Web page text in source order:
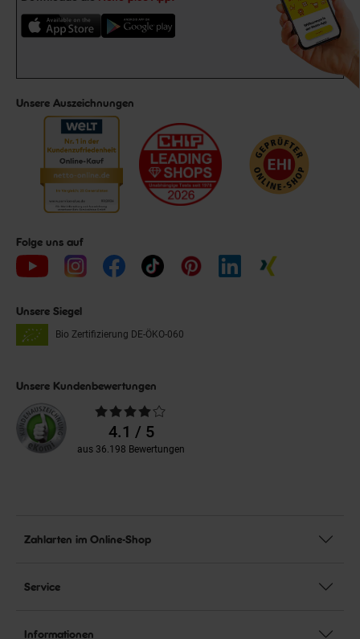
Unsere Auszeichnungen
Folge uns auf
Unsere Siegel
Bio Zertifizierung DE-ÖKO-060
Unsere Kundenbewertungen
Durchschnittliche
Bewertungen4.1 / 5
aus 36.198 Bewertungen
Zahlarten im Online-Shop
Service
Informationen